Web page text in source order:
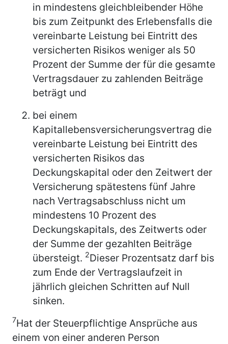
in mindestens gleichbleibender Höhe
bis zum Zeitpunkt des Erlebensfalls die
vereinbarte Leistung bei Eintritt des
versicherten Risikos weniger als 50
Prozent der Summe der für die gesamte
Vertragsdauer zu zahlenden Beiträge
beträgt und
bei einem
Kapitallebensversicherungsvertrag die
vereinbarte Leistung bei Eintritt des
versicherten Risikos das
Deckungskapital oder den Zeitwert der
Versicherung spätestens fünf Jahre
nach Vertragsabschluss nicht um
mindestens 10 Prozent des
Deckungskapitals, des Zeitwerts oder
der Summe der gezahlten Beiträge
übersteigt. 2Dieser Prozentsatz darf bis
zum Ende der Vertragslaufzeit in
jährlich gleichen Schritten auf Null
sinken.
7Hat der Steuerpflichtige Ansprüche aus
einem von einer anderen Person